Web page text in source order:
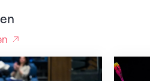
selektioniert Lauren